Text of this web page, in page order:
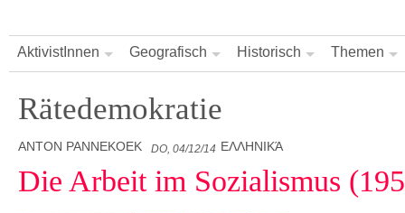
AktivistInnen Geografisch Historisch Themen
Rätedemokratie
ANTON PANNEKOEK DO, 04/12/14 ΕΛΛΗΝΙΚΆ
Die Arbeit im Sozialismus